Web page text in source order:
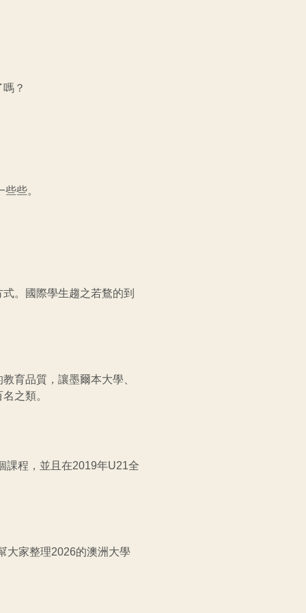
？
些。
。國際學生趨之若鶩的到
育品質，讓墨爾本大學、
之類。
課程，並且在2019年U21全
大家整理2026的澳洲大學